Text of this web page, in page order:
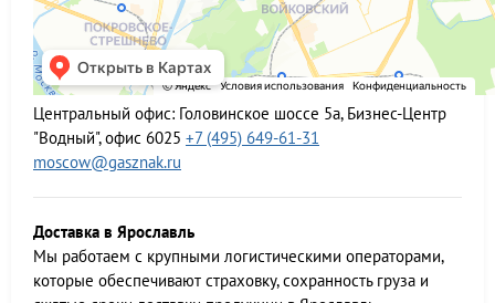
Центральный офис: Головинское шоссе 5а, Бизнес-Центр
"Водный", офис 6025 +7 (495) 649-61-31
moscow@gasznak.ru
Доставка в Ярославль
Мы работаем c крупными логистическими операторами,
которые обеспечивают страховку, сохранность груза и